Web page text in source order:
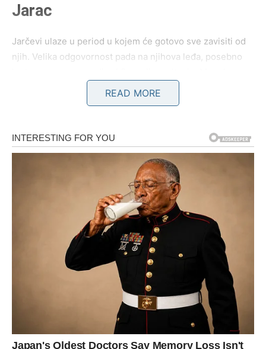
Jarac
Jarčevi ulaze u period u kojem će gotovo sve zavisiti od
njih. Velika odgovornost pada na njihova leđa, posebno
Jarčevi će imati osjećaj da svi nešto očekuju od njih i da
nemaju pravo na grešku.
Na poslovnom planu moguće su velike promjene. Neki
Jarčevi će dobiti važnu poziciju ili zadatak koji će
zahtijevati mnogo energije i odricanja. Iako će ih to
iscrpljivati, upravo kroz taj izazov mogu dokazati koliko
vrijede. Zvijezde im poručuju da ne sumnjaju u svoje
U ljubavi dolazi period ozbiljnih razgovora i odluka.
Jarčevi koji su dugo ćutali sada će morati reći šta zaista
osjećaju. Neki odnosi će postati jači nego ikada, dok će
drugi završiti jer više nema prostora za laži i pretvaranje.
Finansije će zahtijevati posebnu pažnju. Jarčevi će morati
mudro raspolagati novcem i izbjegavati impulsivne
READ MORE